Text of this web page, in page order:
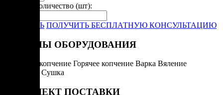
Укажите количество (шт):
ЗАКАЗАТЬ ПОЛУЧИТЬ БЕСПЛАТНУЮ КОНСУЛЬТАЦИЮ
РЕЖИМЫ ОБОРУДОВАНИЯ
Холодное копчение Горячее копчение Варка Вяление
Сушка
КОМПЛЕКТ ПОСТАВКИ